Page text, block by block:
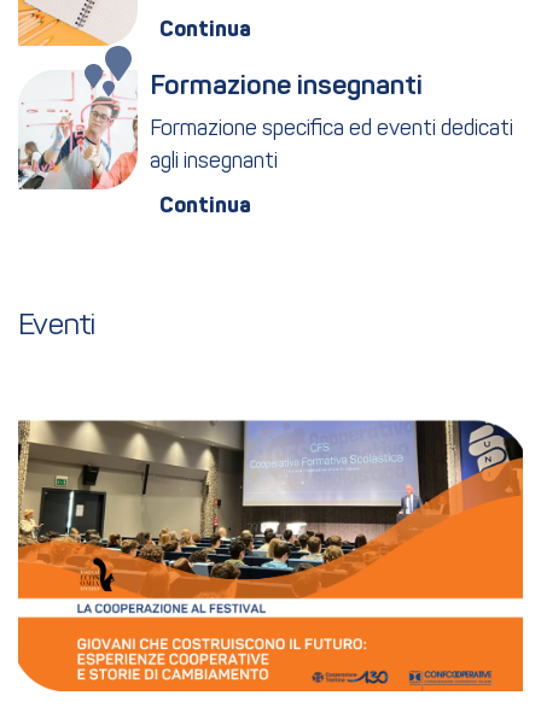
Formazione insegnanti
Formazione specifica ed eventi dedicati
agli insegnanti
Eventi